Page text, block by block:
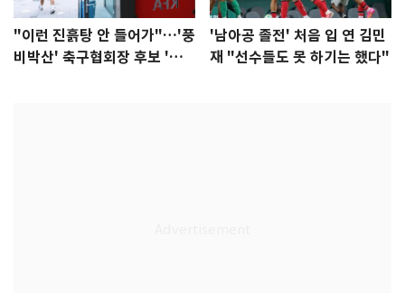
"이런 진흙탕 안 들어가"…'풍
비박산' 축구협회장 후보 '실
'남아공 졸전' 처음 입 연 김민
재 "선수들도 못 하기는 했다"